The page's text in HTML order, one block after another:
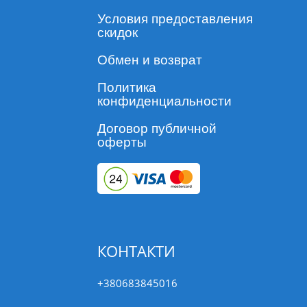
не менее 10 кг;
эффективность препарата, поэтому нет
ограничений на мытье собак;
NexGard может применяться для собак с
заболеваниями кожи, т.к. препарат применяется
нет ограничений для собак с аллергическими
реакциями на белки животного происхождения;
выпускать в другим животным и не ограничивать
Условия предоставления
скидок
Обмен и возврат
Политика
конфиденциальности
Договор публичной
оферты
КОНТАКТИ
+380683845016